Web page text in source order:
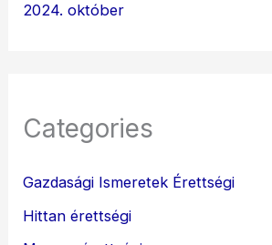
2024. október
Categories
Gazdasági Ismeretek Érettségi
Hittan érettségi